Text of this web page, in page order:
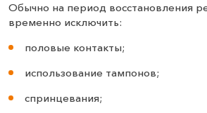
Обычно на период восстановления
временно исключить:
половые контакты;
использование тампонов;
спринцевания;